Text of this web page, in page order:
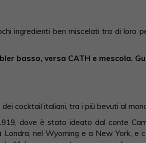
ingredienti ben miscelati tra di loro
basso, versa CATH e mescola.
cocktail italiani, tra i più bevuti al
dove è stato ideato dal conte
nel Wyoming e a New York, e